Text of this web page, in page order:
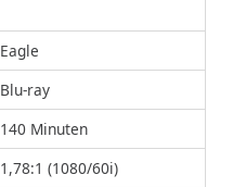
Eagle
Blu-ray
140 Minuten
1,78:1 (1080/60i)